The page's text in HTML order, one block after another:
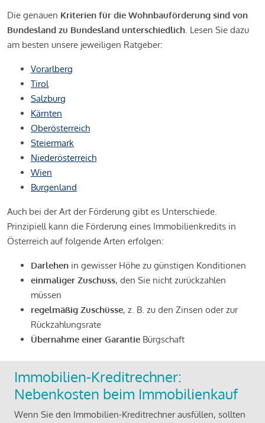
Die genauen Kriterien für die Wohnbauförderung sind von
Bundesland zu Bundesland unterschiedlich. Lesen Sie dazu
am besten unsere jeweiligen Ratgeber:
Vorarlberg
Tirol
Salzburg
Kärnten
Oberösterreich
Steiermark
Niederösterreich
Wien
Burgenland
Auch bei der Art der Förderung gibt es Unterschiede.
Prinzipiell kann die Förderung eines Immobilienkredits in
Österreich auf folgende Arten erfolgen:
Darlehen in gewisser Höhe zu günstigen Konditionen
einmaliger Zuschuss, den Sie nicht zurückzahlen
müssen
regelmäßig Zuschüsse, z. B. zu den Zinsen oder zur
Rückzahlungsrate
Übernahme einer Garantie Bürgschaft
Immobilien-Kreditrechner:
Nebenkosten beim Immobilienkauf
Wenn Sie den Immobilien-Kreditrechner ausfüllen, sollten